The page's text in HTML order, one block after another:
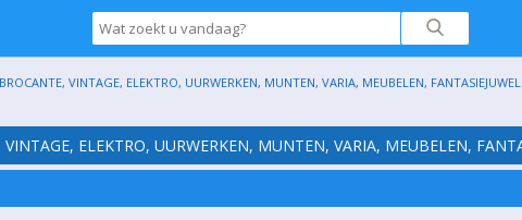
VINTAGE, ELEKTRO, UURWERKEN, MUNTEN, VARIA, MEUBELEN,
ELEKTRO, UURWERKEN, MUNTEN, VARIA, MEUBELEN,